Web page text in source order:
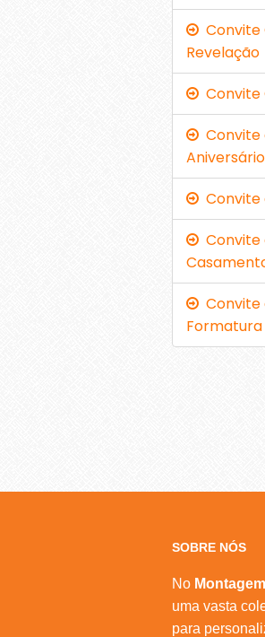
Convite
Revelação
Convite
Convite
Aniversário
Convite
Convite
Convite
Formatura
SOBRE NÓS
No
uma vasta
para